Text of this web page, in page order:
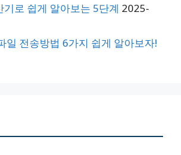
로 쉽게 알아보는 5단계 2025-
일 전송방법 6가지 쉽게 알아보자!